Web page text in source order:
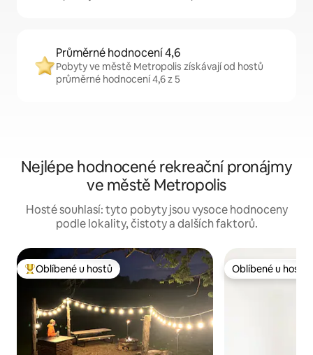
Průměrné hodnocení 4,6
Pobyty ve městě Metropolis získávají od hostů
průměrné hodnocení 4,6 z 5
Nejlépe hodnocené rekreační pronájmy
ve městě Metropolis
Hosté souhlasí: tyto pobyty jsou vysoce hodnoceny
podle lokality, čistoty a dalších faktorů.
Nejlepší v kategorii Oblíbené u hostů
Oblíbené u hostů Oblíbené u hostů
Oblíbené u hostů